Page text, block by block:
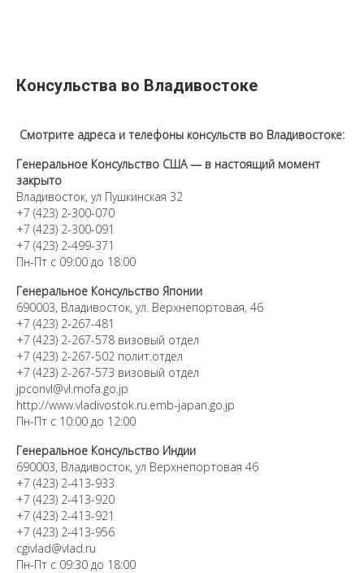
Консульства во Владивостоке
Смотрите адреса и телефоны консульств во Владивостоке:
Генеральное Консульство США — в настоящий момент
закрыто
Владивосток, ул Пушкинская 32
+7 (423) 2-300-070
+7 (423) 2-300-091
+7 (423) 2-499-371
Пн-Пт с 09:00 до 18:00
Генеральное Консульство Японии
690003, Владивосток, ул. Верхнепортовая, 46
+7 (423) 2-267-481
+7 (423) 2-267-578 визовый отдел
+7 (423) 2-267-502 полит.отдел
+7 (423) 2-267-573 визовый отдел
jpconvl@vl.mofa.go.jp
http://www.vladivostok.ru.emb-japan.go.jp
Пн-Пт с 10:00 до 12:00
Генеральное Консульство Индии
690003, Владивосток, ул Верхнепортовая 46
+7 (423) 2-413-933
+7 (423) 2-413-920
+7 (423) 2-413-921
+7 (423) 2-413-956
cgivlad@vlad.ru
Пн-Пт с 09:30 до 18:00